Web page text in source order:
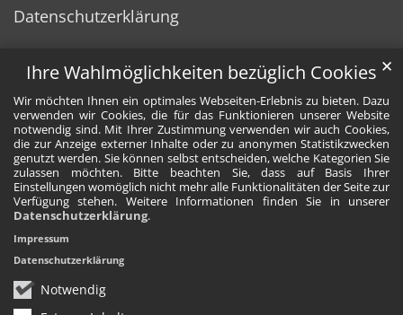
Ihre Wahlmöglichkeiten bezüglich Cookies
Wir möchten Ihnen ein optimales Webseiten-Erlebnis zu bieten. Dazu
verwenden wir Cookies, die für das Funktionieren unserer Website
notwendig sind. Mit Ihrer Zustimmung verwenden wir auch Cookies,
die zur Anzeige externer Inhalte oder zu anonymen Statistikzwecken
genutzt werden. Sie können selbst entscheiden, welche Kategorien Sie
zulassen möchten. Bitte beachten Sie, dass auf Basis Ihrer
Einstellungen womöglich nicht mehr alle Funktionalitäten der Seite zur
Verfügung stehen. Weitere Informationen finden Sie in unserer
Datenschutzerklärung.
Notwendig
✕
Impressum
Datenschutzerklärung
Datenschutzerklärung